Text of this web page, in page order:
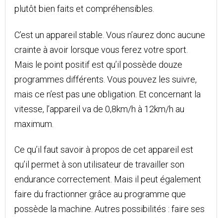
plutôt bien faits et compréhensibles.
C’est un appareil stable. Vous n’aurez donc aucune
crainte à avoir lorsque vous ferez votre sport.
Mais le point positif est qu’il possède douze
programmes différents. Vous pouvez les suivre,
mais ce n’est pas une obligation. Et concernant la
vitesse, l’appareil va de 0,8km/h à 12km/h au
maximum.
Ce qu’il faut savoir à propos de cet appareil est
qu’il permet à son utilisateur de travailler son
endurance correctement. Mais il peut également
faire du fractionner grâce au programme que
possède la machine. Autres possibilités : faire ses